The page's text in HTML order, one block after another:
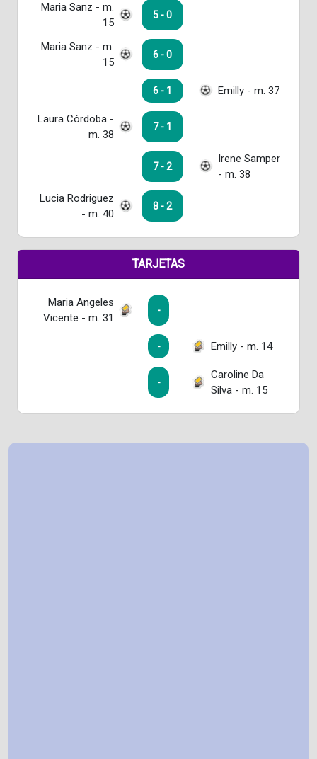
Maria Sanz - m.
15
5 - 0
Maria Sanz - m.
15
6 - 0
6 - 1 Emilly - m. 37
Laura Córdoba -
m. 38
7 - 1
7 - 2
Irene Samper
- m. 38
Lucia Rodriguez
- m. 40
8 - 2
TARJETAS
Maria Angeles
Vicente - m. 31
-
- Emilly - m. 14
-
Caroline Da
Silva - m. 15